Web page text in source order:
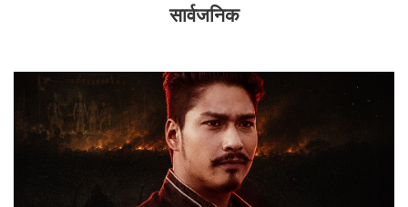
सार्वजनिक